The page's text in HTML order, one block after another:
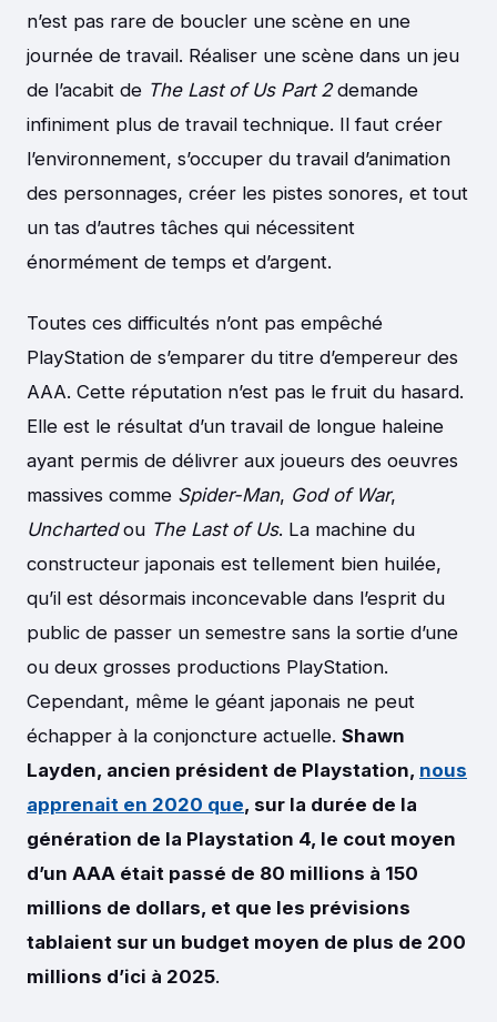
n’est pas rare de boucler une scène en une
journée de travail. Réaliser une scène dans un jeu
de l’acabit de The Last of Us Part 2demande
infiniment plus de travail technique. Il faut créer
l’environnement, s’occuper du travail d’animation
des personnages, créer les pistes sonores, et tout
un tas d’autres tâches qui nécessitent
énormément de temps et d’argent.
Toutes ces difficultés n’ont pas empêché
PlayStation de s’emparer du titre d’empereur des
AAA. Cette réputation n’est pas le fruit du hasard.
Elle est le résultat d’un travail de longue haleine
ayant permis de délivrer aux joueurs des oeuvres
massives comme Spider-Man, God of War,
Unchartedou The Last of Us. La machine du
constructeur japonais est tellement bien huilée,
qu’il est désormais inconcevable dans l’esprit du
public de passer un semestre sans la sortie d’une
ou deux grosses productions PlayStation.
Cependant, même le géant japonais ne peut
échapper à la conjoncture actuelle. Shawn
Layden, ancien président de Playstation, nous
apprenait en 2020 que, sur la durée de la
génération de la Playstation 4, le cout moyen
d’un AAA était passé de 80 millions à 150
millions de dollars, et que les prévisions
tablaient sur un budget moyen de plus de 200
millions d’ici à 2025.